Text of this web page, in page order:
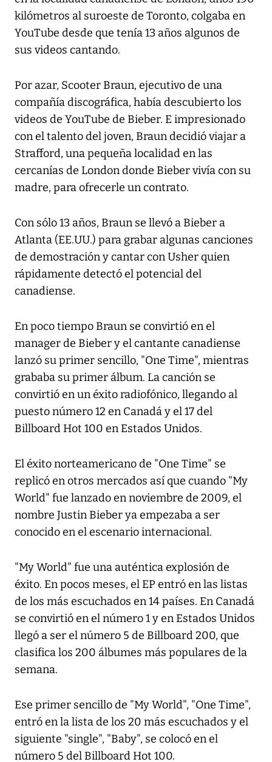
kilómetros al suroeste de Toronto, colgaba en
YouTube desde que tenía 13 años algunos de
sus videos cantando.
Por azar, Scooter Braun, ejecutivo de una
compañía discográfica, había descubierto los
videos de YouTube de Bieber. E impresionado
con el talento del joven, Braun decidió viajar a
Strafford, una pequeña localidad en las
cercanías de London donde Bieber vivía con su
madre, para ofrecerle un contrato.
Con sólo 13 años, Braun se llevó a Bieber a
Atlanta (EE.UU.) para grabar algunas canciones
de demostración y cantar con Usher quien
rápidamente detectó el potencial del
canadiense.
En poco tiempo Braun se convirtió en el
manager de Bieber y el cantante canadiense
lanzó su primer sencillo, "One Time", mientras
grababa su primer álbum. La canción se
convirtió en un éxito radiofónico, llegando al
puesto número 12 en Canadá y el 17 del
Billboard Hot 100 en Estados Unidos.
El éxito norteamericano de "One Time" se
replicó en otros mercados así que cuando "My
World" fue lanzado en noviembre de 2009, el
nombre Justin Bieber ya empezaba a ser
conocido en el escenario internacional.
"My World" fue una auténtica explosión de
éxito. En pocos meses, el EP entró en las listas
de los más escuchados en 14 países. En Canadá
se convirtió en el número 1 y en Estados Unidos
llegó a ser el número 5 de Billboard 200, que
clasifica los 200 álbumes más populares de la
semana.
Ese primer sencillo de "My World", "One Time",
entró en la lista de los 20 más escuchados y el
siguiente "single", "Baby", se colocó en el
número 5 del Billboard Hot 100.